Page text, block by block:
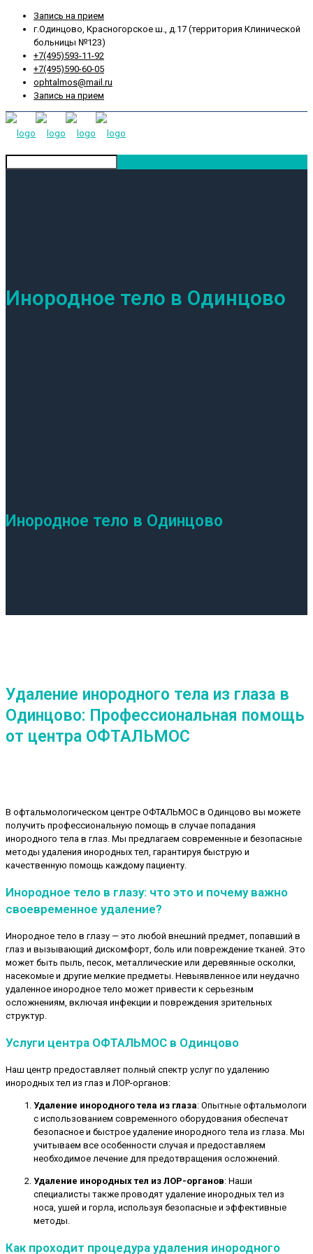
Запись на прием
г.Одинцово, Красногорское ш., д.17 (территория Клинической
больницы №123)
+7(495)593-11-92
+7(495)590-60-05
ophtalmos@mail.ru
Запись на прием
Инородное тело в Одинцово
Инородное тело в Одинцово
Удаление инородного тела из глаза в
Одинцово: Профессиональная помощь
от центра ОФТАЛЬМОС
В офтальмологическом центре ОФТАЛЬМОС в Одинцово вы можете
получить профессиональную помощь в случае попадания
инородного тела в глаз. Мы предлагаем современные и безопасные
методы удаления инородных тел, гарантируя быструю и
качественную помощь каждому пациенту.
Инородное тело в глазу: что это и почему важно
своевременное удаление?
Инородное тело в глазу — это любой внешний предмет, попавший в
глаз и вызывающий дискомфорт, боль или повреждение тканей. Это
может быть пыль, песок, металлические или деревянные осколки,
насекомые и другие мелкие предметы. Невыявленное или неудачно
удаленное инородное тело может привести к серьезным
осложнениям, включая инфекции и повреждения зрительных
структур.
Услуги центра ОФТАЛЬМОС в Одинцово
Наш центр предоставляет полный спектр услуг по удалению
инородных тел из глаз и ЛОР-органов:
Удаление инородного тела из глаза: Опытные офтальмологи
с использованием современного оборудования обеспечат
безопасное и быстрое удаление инородного тела из глаза. Мы
учитываем все особенности случая и предоставляем
необходимое лечение для предотвращения осложнений.
Удаление инородных тел из ЛОР-органов: Наши
специалисты также проводят удаление инородных тел из
носа, ушей и горла, используя безопасные и эффективные
методы.
Как проходит процедура удаления инородного